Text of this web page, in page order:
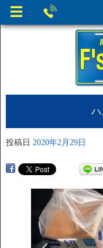
ハ
投稿日 2020年2月29日